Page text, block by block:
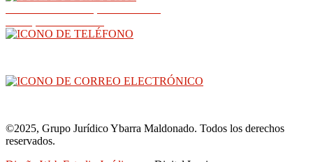
©2025, Grupo Jurídico Ybarra Maldonado. Todos los derechos
reservados.